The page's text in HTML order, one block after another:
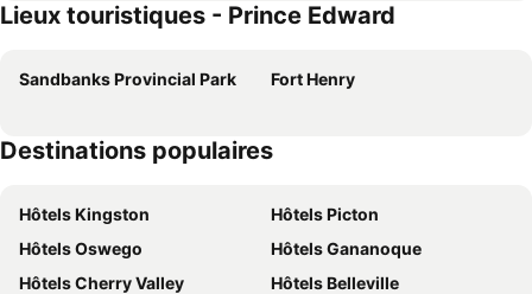
The Bloomfield Inn
Lakecroft
The Eddie Hotel and Farm
Drake Motor Inn
Lieux touristiques - Prince Edward
Sandbanks Provincial Park Fort Henry
Destinations populaires
Hôtels Kingston
Hôtels Picton
Hôtels Oswego
Hôtels Gananoque
Hôtels Cherry Valley
Hôtels Belleville